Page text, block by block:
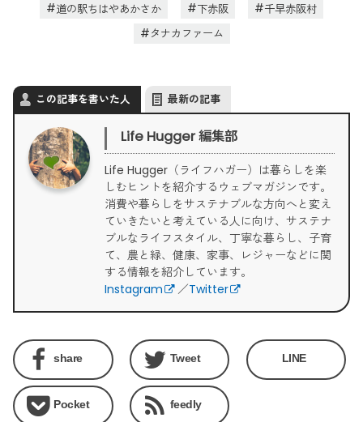
道の駅ちはやあかさか
下赤阪
千早赤阪村
タナカファーム
この記事を書いた人 最新の記事
Life Hugger 編集部
Life Hugger（ライフハガー）は暮らしを楽
しむヒントを紹介するウェブマガジンです。
消費や暮らしをサステナブルな方向へと変え
ていきたいと考えている人に向け、サステナ
ブルなライフスタイル、丁寧な暮らし、子育
て、農と緑、健康、家事、レジャーなどに関
する情報を紹介しています。
Instagram
／Twitter
share Tweet LINE
Pocket feedly